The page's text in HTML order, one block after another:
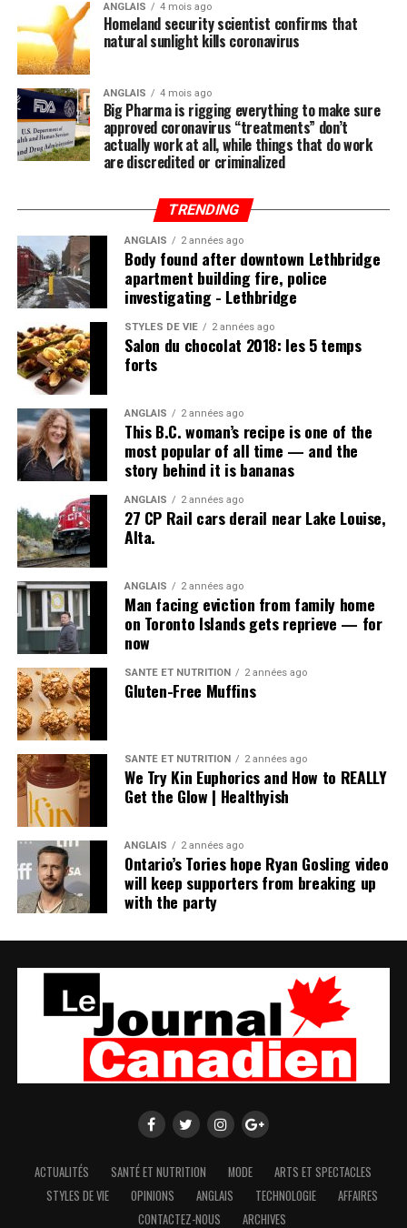
ANGLAIS 4 mois ago
Homeland security scientist confirms that
natural sunlight kills coronavirus
ANGLAIS 4 mois ago
Big Pharma is rigging everything to make sure
approved coronavirus “treatments” don’t
actually work at all, while things that do work
are discredited or criminalized
TRENDING
ANGLAIS 2 années ago
Body found after downtown Lethbridge
apartment building fire, police
investigating - Lethbridge
STYLES DE VIE 2 années ago
Salon du chocolat 2018: les 5 temps
forts
ANGLAIS 2 années ago
This B.C. woman’s recipe is one of the
most popular of all time — and the
story behind it is bananas
ANGLAIS 2 années ago
27 CP Rail cars derail near Lake Louise,
Alta.
ANGLAIS 2 années ago
Man facing eviction from family home
on Toronto Islands gets reprieve — for
now
SANTÉ ET NUTRITION 2 années ago
Gluten-Free Muffins
SANTÉ ET NUTRITION 2 années ago
We Try Kin Euphorics and How to REALLY
Get the Glow | Healthyish
ANGLAIS 2 années ago
Ontario’s Tories hope Ryan Gosling video
will keep supporters from breaking up
with the party
ACTUALITÉS SANTÉ ET NUTRITION MODE
ARTS ET SPECTACLES
STYLES DE VIE
OPINIONS ANGLAIS TECHNOLOGIE
AFFAIRES
CONTACTEZ-NOUS
ARCHIVES